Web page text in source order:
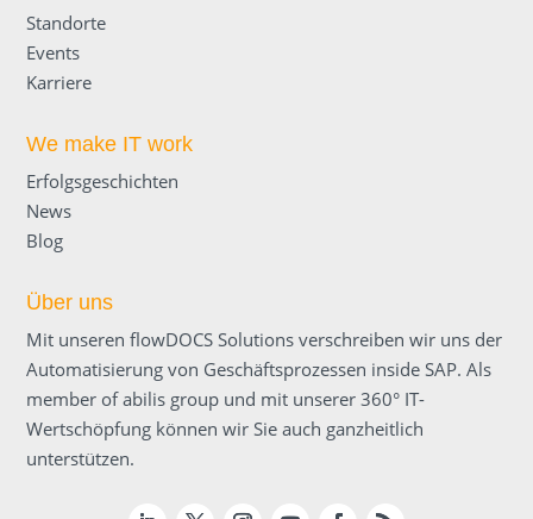
Standorte
Events
Karriere
We make IT work
Erfolgsgeschichten
News
Blog
Über uns
Mit unseren flowDOCS Solutions verschreiben wir uns der
Automatisierung von Geschäftsprozessen inside SAP. Als
member of abilis group und mit unserer 360° IT-
Wertschöpfung können wir Sie auch ganzheitlich
unterstützen.